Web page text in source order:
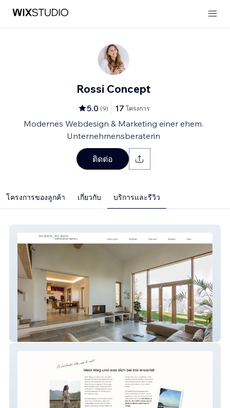
Rossi Concept
5.0 (9) 17 โครงการ
Modernes Webdesign & Marketing einer ehem.
Unternehmensberaterin
ติดต่อ
โครงการของลูกค้า เกี่ยวกับ บริการและรีวิว
Milbach + Milbach